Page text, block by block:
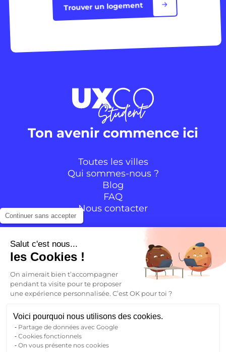
Trouver un logement
Ton avenir commence ici
Toutes les villes
Qui sommes-nous ?
Blog
FAQ
Nous contacter
YouTubeLinkedIn
FR
Continuer sans accepter
Salut c'est nous...
les Cookies !
On aimerait bien t’accompagner
pendant ta visite pour te proposer
une expérience personnalisée. C’est OK pour toi ?
Voici pourquoi nous utilisons des cookies.
Partage de données avec Google
Cookies fonctionnels
On vous présente nos cookies